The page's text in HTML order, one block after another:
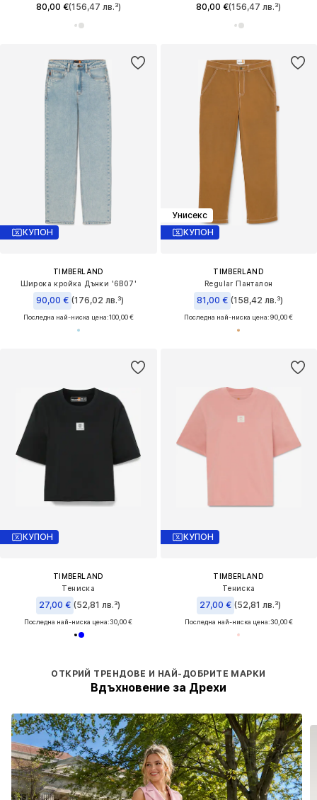
80,00 €(156,47 лв.³) 80,00 €(156,47 лв.³)
КУПОН
TIMBERLAND
Широка кройка Дънки '6B07'
90,00 € (176,02 лв.³)
Последна най-ниска цена:100,00 €
Унисекс
КУПОН
TIMBERLAND
Regular Панталон
81,00 € (158,42 лв.³)
Последна най-ниска цена:90,00 €
КУПОН
TIMBERLAND
Тениска
27,00 € (52,81 лв.³)
Последна най-ниска цена:30,00 €
КУПОН
TIMBERLAND
Тениска
27,00 € (52,81 лв.³)
Последна най-ниска цена:30,00 €
ОТКРИЙ ТРЕНДОВЕ И НАЙ-ДОБРИТЕ МАРКИ
Вдъхновение за Дрехи